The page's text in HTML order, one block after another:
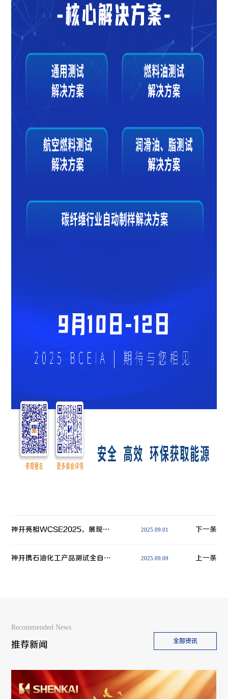
神开亮相WCSE2025，展现井控装备智能化创新实力 2025.09.01 下一条
神开携石油化工产品测试全自动解决方案，诚邀您相聚北京2025 BCEIA分析仪器展 2025.09.09 上一条
Recommended News
推荐新闻 全部资讯